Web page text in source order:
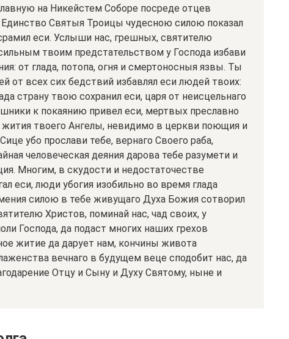
на Никейстем Соборе посреде отцев
Единство Святыя Троицы чудесною силою показал
еси. Услыши нас, грешных, святителю
твоим предстательством у Господа избави
от глада, потопа, огня и смертоносныя язвы. Ты
от всех сих бедствий избавлял еси людей твоих:
страну твою сохранил еси, царя от неисцельнаго
к покаянию привел еси, мертвых преславно
жития твоего Ангелы, невидимо в церкви поющия и
убо прослави тебе, вернаго Своего раба,
человеческая деяния дарова тебе разумети и
Многим, в скудости и недостаточестве
еси, люди убогия изобильно во время глада
силою в тебе живущаго Духа Божия сотворил
Христов, поминай нас, чад своих, у
Господа, да подаст многих наших грехов
житие да дарует нам, кончины живота
вечнаго в будущем веце сподобит нас, да
Отцу и Сыну и Духу Святому, ныне и